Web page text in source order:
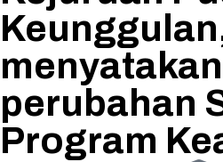
menyatakan
perubahan
Program